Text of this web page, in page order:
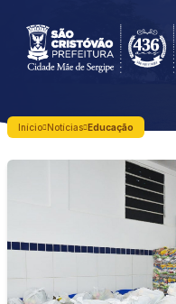
Início Notícias Educação